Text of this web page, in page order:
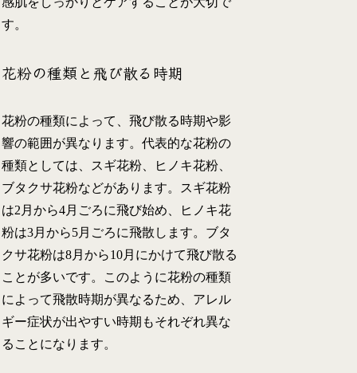
す。
花粉の種類と飛び散る時期
花粉の種類によって、飛び散る時期や影
響の範囲が異なります。代表的な花粉の
種類としては、スギ花粉、ヒノキ花粉、
ブタクサ花粉などがあります。スギ花粉
は2月から4月ごろに飛び始め、ヒノキ花
粉は3月から5月ごろに飛散します。ブタ
クサ花粉は8月から10月にかけて飛び散る
ことが多いです。このように花粉の種類
によって飛散時期が異なるため、アレル
ギー症状が出やすい時期もそれぞれ異な
ることになります。